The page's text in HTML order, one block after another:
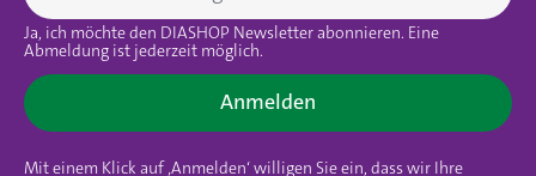
Ja, ich möchte den DIASHOP Newsletter abonnieren. Eine
Abmeldung ist jederzeit möglich.
Anmelden
Mit einem Klick auf ‚Anmelden‘ willigen Sie ein, dass wir Ihre